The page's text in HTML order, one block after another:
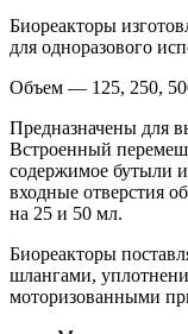
Биореакторы
для одноразового
Объем — 125, 250,
Предназначены для
Встроенный
содержимое бутыли
входные отверстия
на 25 и 50 мл.
Биореакторы
шлангами,
моторизованными